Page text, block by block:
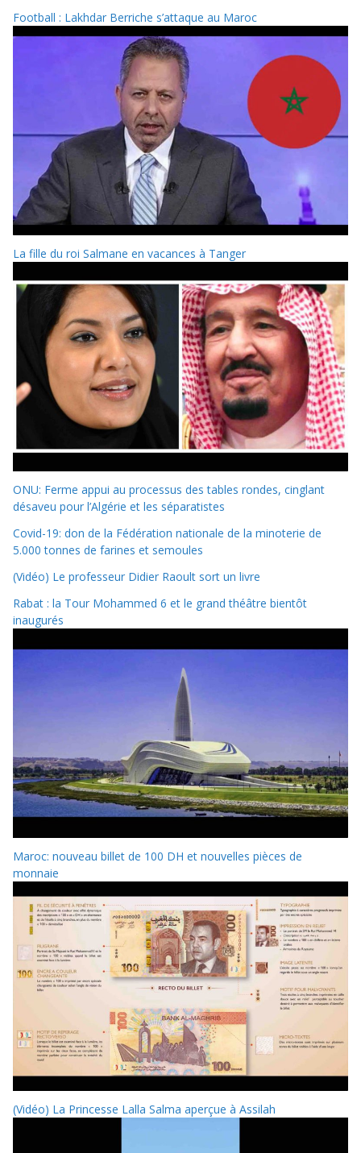
Football : Lakhdar Berriche s’attaque au Maroc
La fille du roi Salmane en vacances à Tanger
ONU: Ferme appui au processus des tables rondes, cinglant
désaveu pour l’Algérie et les séparatistes
Covid-19: don de la Fédération nationale de la minoterie de
5.000 tonnes de farines et semoules
(Vidéo) Le professeur Didier Raoult sort un livre
Rabat : la Tour Mohammed 6 et le grand théâtre bientôt
inaugurés
Maroc: nouveau billet de 100 DH et nouvelles pièces de
monnaie
(Vidéo) La Princesse Lalla Salma aperçue à Assilah